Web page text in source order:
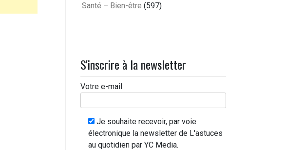
Santé – Bien-être (597)
S'inscrire à la newsletter
Votre e-mail
Je souhaite recevoir, par voie
électronique la newsletter de L'astuces
au quotidien par YC Media.